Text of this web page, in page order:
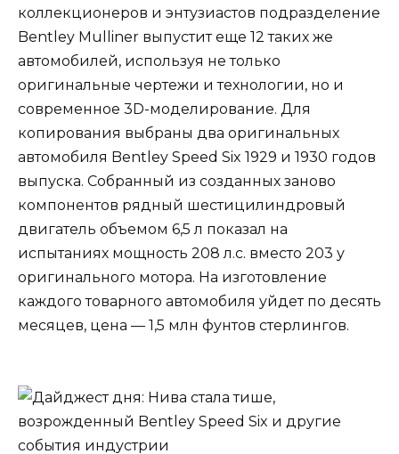
коллекционеров и энтузиастов подразделение
Bentley Mulliner выпустит еще 12 таких же
автомобилей, используя не только
оригинальные чертежи и технологии, но и
современное 3D-моделирование. Для
копирования выбраны два оригинальных
автомобиля Bentley Speed Six 1929 и 1930 годов
выпуска. Собранный из созданных заново
компонентов рядный шестицилиндровый
двигатель объемом 6,5 л показал на
испытаниях мощность 208 л.с. вместо 203 у
оригинального мотора. На изготовление
каждого товарного автомобиля уйдет по десять
месяцев, цена — 1,5 млн фунтов стерлингов.